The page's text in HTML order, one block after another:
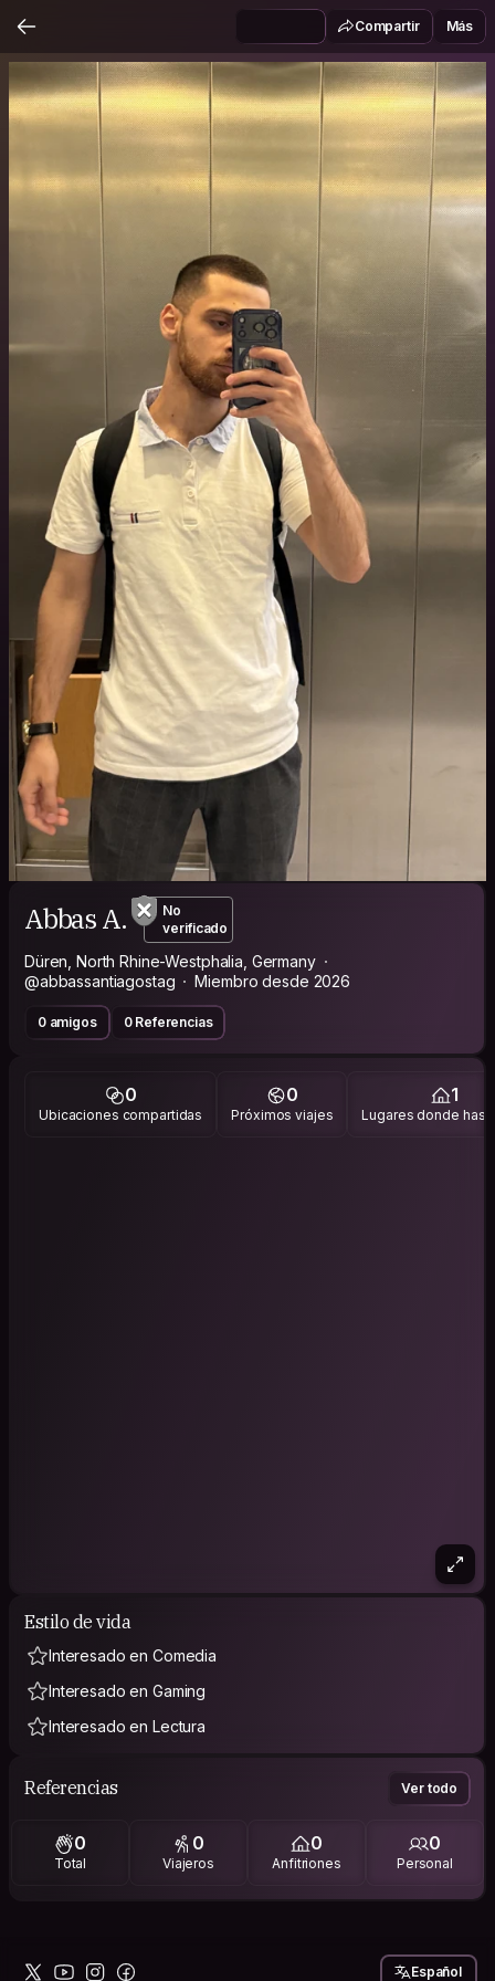
Compartir Más
Abbas A.
No
verificado
Düren, North Rhine-Westphalia, Germany
@abbassantiagostag
Miembro desde 2026
0 amigos 0 Referencias
0
Ubicaciones compartidas
0
Próximos viajes
1
Lugares donde has
Estilo de vida
Interesado en Comedia
Interesado en Gaming
Interesado en Lectura
Referencias Ver todo
0
Total
0
Viajeros
0
Anfitriones
0
Personal
Español